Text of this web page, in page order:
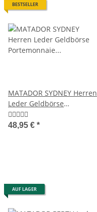
BESTSELLER
MATADOR SYDNEY Herren
Leder Geldbörse
Portemonnaie Luxus RFID
48,95 € *
AUF LAGER